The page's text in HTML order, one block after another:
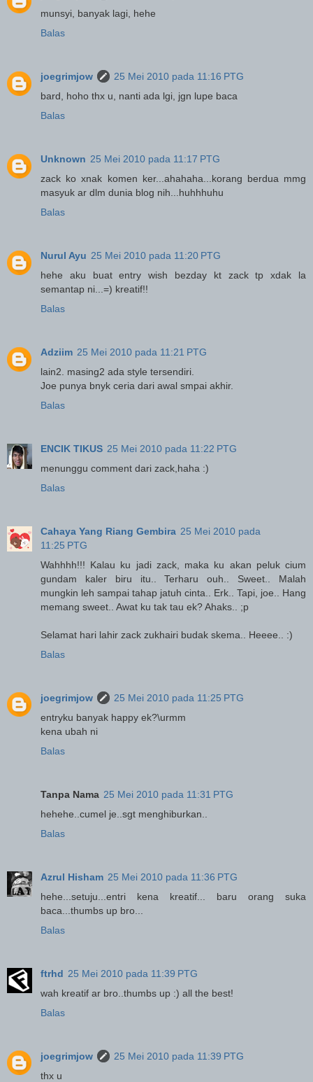
munsyi, banyak lagi, hehe
Balas
joegrimjow
25 Mei 2010 pada 11:16 PTG
bard, hoho thx u, nanti ada lgi, jgn lupe baca
Balas
Unknown 25 Mei 2010 pada 11:17 PTG
zack ko xnak komen ker...ahahaha...korang berdua mmg
masyuk ar dlm dunia blog nih...huhhhuhu
Balas
Nurul Ayu 25 Mei 2010 pada 11:20 PTG
hehe aku buat entry wish bezday kt zack tp xdak la
semantap ni...=) kreatif!!
Balas
Adziim 25 Mei 2010 pada 11:21 PTG
lain2. masing2 ada style tersendiri.
Joe punya bnyk ceria dari awal smpai akhir.
Balas
ENCIK TIKUS 25 Mei 2010 pada 11:22 PTG
menunggu comment dari zack,haha :)
Balas
Cahaya Yang Riang Gembira 25 Mei 2010 pada
11:25 PTG
Wahhhh!!! Kalau ku jadi zack, maka ku akan peluk cium
gundam kaler biru itu.. Terharu ouh.. Sweet.. Malah
mungkin leh sampai tahap jatuh cinta.. Erk.. Tapi, joe.. Hang
memang sweet.. Awat ku tak tau ek? Ahaks.. ;p
Selamat hari lahir zack zukhairi budak skema.. Heeee.. :)
Balas
joegrimjow
25 Mei 2010 pada 11:25 PTG
entryku banyak happy ek?\urmm
kena ubah ni
Balas
Tanpa Nama 25 Mei 2010 pada 11:31 PTG
hehehe..cumel je..sgt menghiburkan..
Balas
Azrul Hisham 25 Mei 2010 pada 11:36 PTG
hehe...setuju...entri kena kreatif... baru orang suka
baca...thumbs up bro...
Balas
ftrhd 25 Mei 2010 pada 11:39 PTG
wah kreatif ar bro..thumbs up :) all the best!
Balas
joegrimjow
25 Mei 2010 pada 11:39 PTG
thx u